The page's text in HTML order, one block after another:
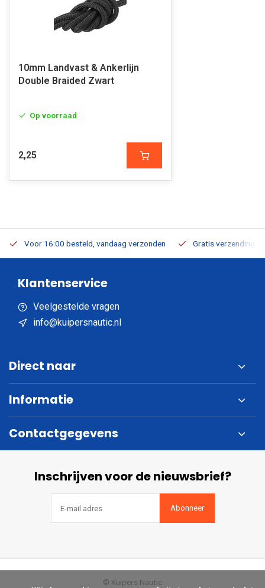
10mm Landvast & Ankerlijn
Double Braided Zwart
Op voorraad
2,25
Voor 16:00 besteld, vandaag verzonden Gratis verzending
Klantenservice
Veelgestelde vragen
info@kuipersnautic.nl
Direct naar
Informatie
Contactgegevens
Inschrijven voor de nieuwsbrief?
Abonneer
© Kuipers Nautic